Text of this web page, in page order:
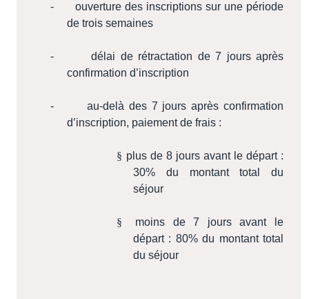
-
ouverture des inscriptions sur une période
de trois semaines
-
délai de rétractation de 7 jours après
confirmation d’inscription
-
au-delà des 7 jours après confirmation
d’inscription, paiement de frais :
§ plus de 8 jours avant le départ :
30% du montant total du
séjour
§
moins de 7 jours avant le
départ : 80% du montant total
du séjour